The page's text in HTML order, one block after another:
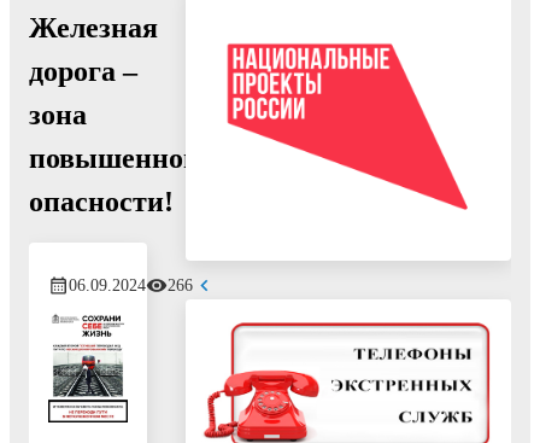
Железная
дорога –
зона
повышенной
опасности!
06.09.2024 266